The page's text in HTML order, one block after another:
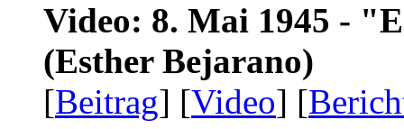
Video: 8. Mai 1945 -
(Esther Bejarano)
[Beitrag] [Video] [